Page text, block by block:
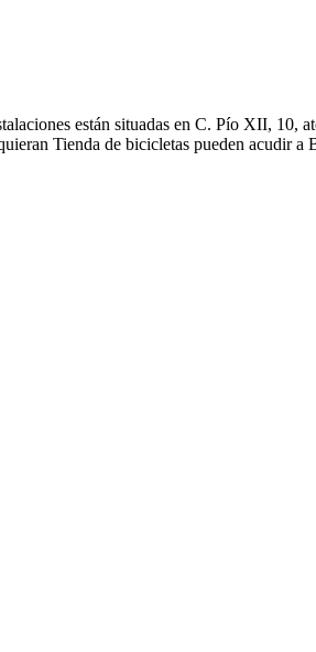
están situadas en C. Pío XII, 10,
Tienda de bicicletas pueden acudir a